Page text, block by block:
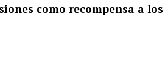
como recompensa a los